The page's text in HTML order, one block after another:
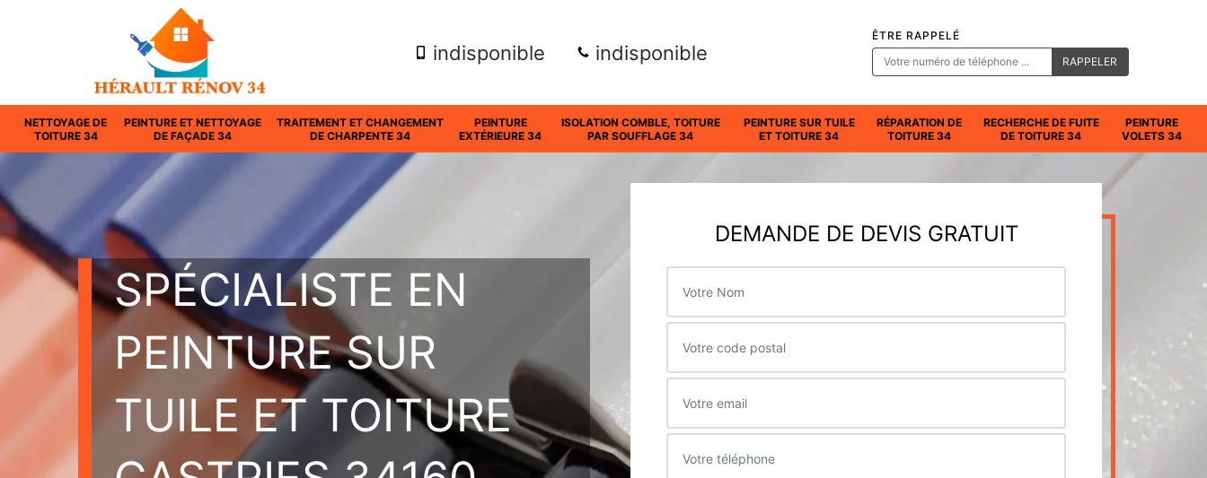
indisponible indisponible
ÊTRE RAPPELÉ
NETTOYAGE DE
TOITURE 34
PEINTURE ET NETTOYAGE
DE FAÇADE 34
TRAITEMENT ET CHANGEMENT
DE CHARPENTE 34
PEINTURE
EXTÉRIEURE 34
ISOLATION COMBLE, TOITURE
PAR SOUFFLAGE 34
PEINTURE SUR TUILE
ET TOITURE 34
RÉPARATION DE
TOITURE 34
RECHERCHE DE FUITE
DE TOITURE 34
PEINTURE
VOLETS 34
SPÉCIALISTE EN
PEINTURE SUR
TUILE ET TOITURE
DEMANDE DE DEVIS GRATUIT